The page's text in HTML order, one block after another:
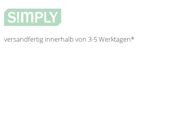
versandfertig innerhalb von 3-5 Werktagen*